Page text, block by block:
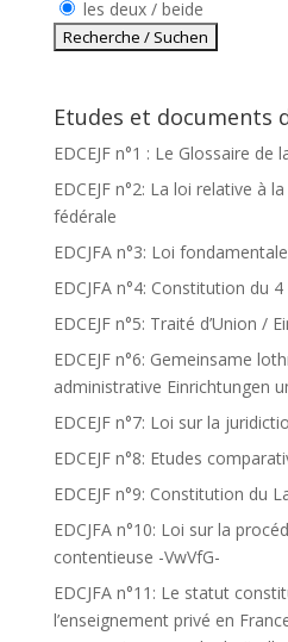
les deux / beide
Etudes et documents
EDCEJF n°1 : Le Glossaire
EDCEJF n°2: La loi relative à
fédérale
EDCJFA n°3: Loi fondamentale
EDCJFA n°4: Constitution du
EDCEJF n°5: Traité d’Union /
EDCEJF n°6: Gemeinsame
administrative Einrichtungen
EDCEJF n°7: Loi sur la
EDCEJF n°8: Etudes
EDCEJF n°9: Constitution du
EDCJFA n°10: Loi sur la
contentieuse -VwVfG-
EDCJFA n°11: Le statut
l’enseignement privé en